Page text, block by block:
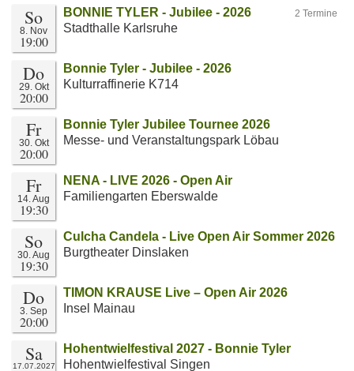
So
8. Nov
19:00
2 Termine
BONNIE TYLER - Jubilee - 2026
Stadthalle Karlsruhe
Do
29. Okt
20:00
Bonnie Tyler - Jubilee - 2026
Kulturraffinerie K714
Fr
30. Okt
20:00
Bonnie Tyler Jubilee Tournee 2026
Messe- und Veranstaltungspark Löbau
Fr
14. Aug
19:30
NENA - LIVE 2026 - Open Air
Familiengarten Eberswalde
So
30. Aug
19:30
Culcha Candela - Live Open Air Sommer 2026
Burgtheater Dinslaken
Do
3. Sep
20:00
TIMON KRAUSE Live – Open Air 2026
Insel Mainau
Sa
17.07.2027
Hohentwielfestival 2027 - Bonnie Tyler
Hohentwielfestival Singen